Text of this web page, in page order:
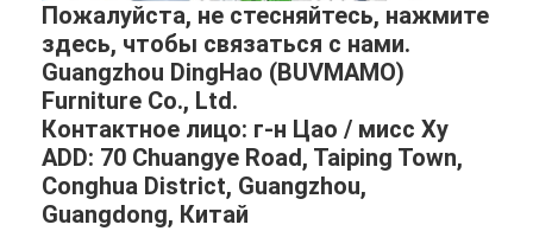
Пожалуйста, не стесняйтесь, нажмите
здесь, чтобы связаться с нами.
Guangzhou DingHao (BUVMAMO)
Furniture Co., Ltd.
Контактное лицо: г-н Цао / мисс Ху
ADD: 70 Chuangye Road, Taiping Town,
Conghua District, Guangzhou,
Guangdong, Китай